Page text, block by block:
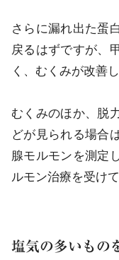
さらに漏れ出た蛋
戻るはずですが、
く、むくみが改善
むくみのほか、脱
どが見られる場合
腺モルモンを測定
ルモン治療を受け
塩気の多いもの